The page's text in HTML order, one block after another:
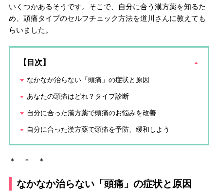
いくつかあるそうです。そこで、自分に合う漢方薬を知るた
め、頭痛タイプのセルフチェック方法を道川さんに教えても
らいました。
【目次】
なかなか治らない「頭痛」の症状と原因
あなたの頭痛はどれ？タイプ診断
自分に合った漢方薬で頭痛のお悩みを改善
自分に合った漢方薬で頭痛を予防、緩和しよう
＊ ＊ ＊
なかなか治らない「頭痛」の症状と原因